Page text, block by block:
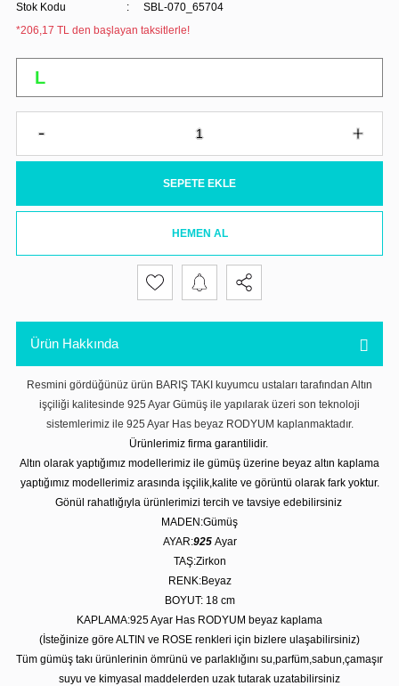
Stok Kodu
SBL-070_65704
*206,17 TL den başlayan taksitlerle!
SEPETE EKLE
HEMEN AL
Ürün Hakkında
Resmini gördüğünüz ürün BARIŞ TAKI kuyumcu ustaları tarafından Altın
işçiliği kalitesinde 925 Ayar Gümüş ile yapılarak üzeri son teknoloji
sistemlerimiz ile 925 Ayar Has beyaz RODYUM kaplanmaktadır.
Ürünlerimiz firma garantilidir.
Altın olarak yaptığımız modellerimiz ile gümüş üzerine beyaz altın kaplama
yaptığımız modellerimiz arasında işçilik,kalite ve görüntü olarak fark yoktur.
Gönül rahatlığıyla ürünlerimizi tercih ve tavsiye edebilirsiniz
MADEN:Gümüş
AYAR:925 Ayar
TAŞ:Zirkon
RENK:Beyaz
BOYUT: 18 cm
KAPLAMA:925 Ayar Has RODYUM beyaz kaplama
(İsteğinize göre ALTIN ve ROSE renkleri için bizlere ulaşabilirsiniz)
Tüm gümüş takı ürünlerinin ömrünü ve parlaklığını su,parfüm,sabun,çamaşır
suyu ve kimyasal maddelerden uzak tutarak uzatabilirsiniz